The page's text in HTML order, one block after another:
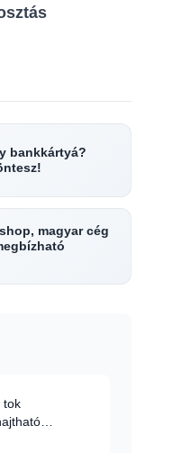
bankkártyá?
magyar cég
tok
(ip-13-